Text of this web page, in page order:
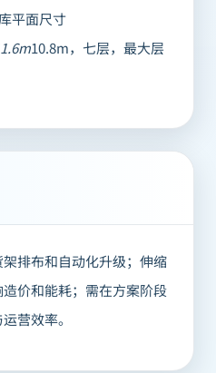
平面尺寸
10.8m，七层，最大层
排布和自动化升级；伸缩
价和能耗；需在方案阶段
营效率。